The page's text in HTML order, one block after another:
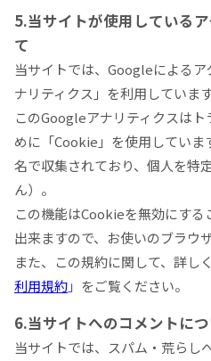
5.当サイトが使用している
て
当サイトでは、Googleによる
ナリティクス」を利用しています
このGoogleアナリティクスは
めに「Cookie」を使用していま
名で収集されており、個人を特
ん）。
この機能はCookieを無効にす
出来ますので、お使いのブラウ
また、この規約に関して、詳し
利用規約」をご覧ください。
6.当サイトへのコメントに
当サイトでは、スパム・荒らし